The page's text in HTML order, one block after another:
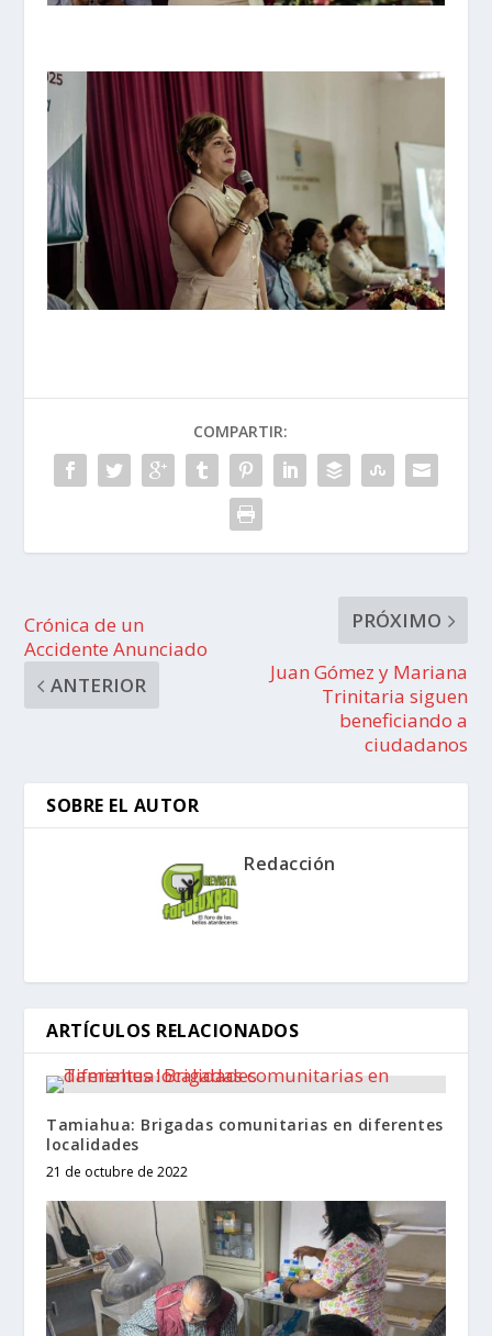
COMPARTIR:
Crónica de un
Accidente Anunciado
ANTERIOR
PRÓXIMO
Juan Gómez y Mariana
Trinitaria siguen
beneficiando a
ciudadanos
SOBRE EL AUTOR
Redacción
ARTÍCULOS RELACIONADOS
Tamiahua: Brigadas comunitarias en diferentes
localidades
21 de octubre de 2022